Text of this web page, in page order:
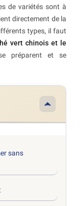
de variétés sont à
directement de la
types, il faut
vert chinois et le
préparent et se
sans